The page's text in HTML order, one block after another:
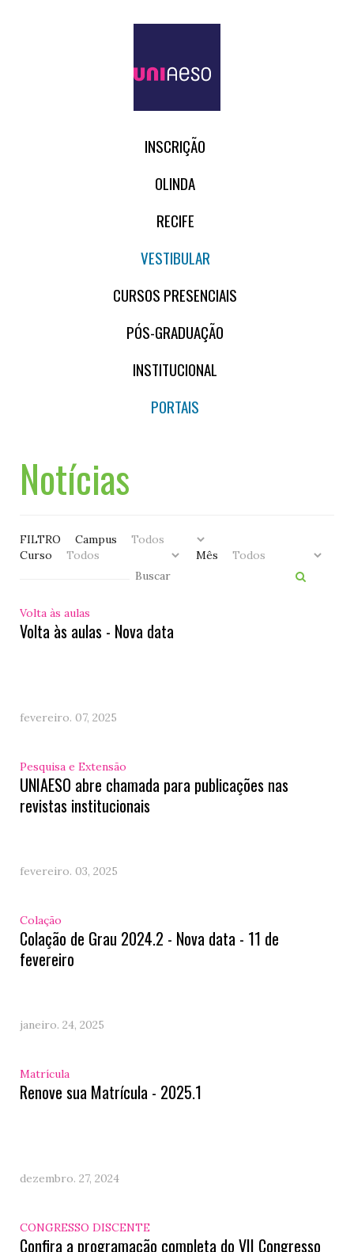
INSCRIÇÃO
OLINDA
RECIFE
VESTIBULAR
CURSOS PRESENCIAIS
PÓS-GRADUAÇÃO
INSTITUCIONAL
PORTAIS
Notícias
FILTRO
Campus
Curso
Mês
Volta às aulas
Volta às aulas - Nova data
fevereiro. 07, 2025
Pesquisa e Extensão
UNIAESO abre chamada para publicações nas
revistas institucionais
fevereiro. 03, 2025
Colação
Colação de Grau 2024.2 - Nova data - 11 de
fevereiro
janeiro. 24, 2025
Matrícula
Renove sua Matrícula - 2025.1
dezembro. 27, 2024
CONGRESSO DISCENTE
Confira a programação completa do VII Congresso